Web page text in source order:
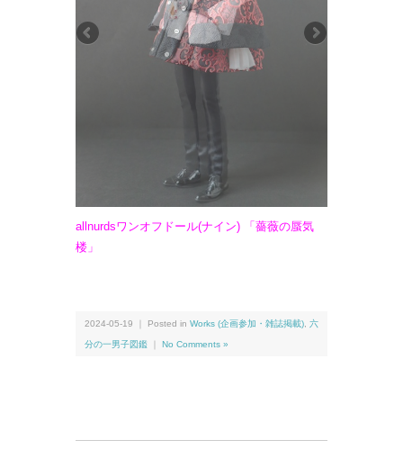
allnurdsワンオフドール(ナイン) 「薔薇の蜃気
楼」
2024-05-19 ｜ Posted in Works (企画参加・雑誌掲載) 六
分の一男子図鑑 No Comments »